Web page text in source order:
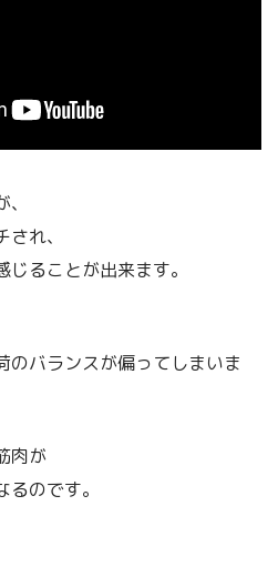
れ、
ることが出来ます。
のバランスが偏ってしまいま
肉が
のです。